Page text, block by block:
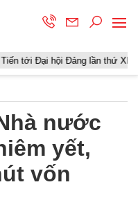
tới Đại hội Đảng lần thứ XIII
nước
yết,
vốn